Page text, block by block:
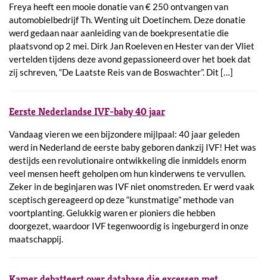
Freya heeft een mooie donatie van € 250 ontvangen van
automobielbedrijf Th. Wenting uit Doetinchem. Deze donatie
werd gedaan naar aanleiding van de boekpresentatie die
plaatsvond op 2 mei. Dirk Jan Roeleven en Hester van der Vliet
vertelden tijdens deze avond gepassioneerd over het boek dat
zij schreven, “De Laatste Reis van de Boswachter”. Dit […]
Eerste Nederlandse IVF-baby 40 jaar
Vandaag vieren we een bijzondere mijlpaal: 40 jaar geleden
werd in Nederland de eerste baby geboren dankzij IVF! Het was
destijds een revolutionaire ontwikkeling die inmiddels enorm
veel mensen heeft geholpen om hun kinderwens te vervullen.
Zeker in de beginjaren was IVF niet onomstreden. Er werd vaak
sceptisch gereageerd op deze “kunstmatige” methode van
voortplanting. Gelukkig waren er pioniers die hebben
doorgezet, waardoor IVF tegenwoordig is ingeburgerd in onze
maatschappij.